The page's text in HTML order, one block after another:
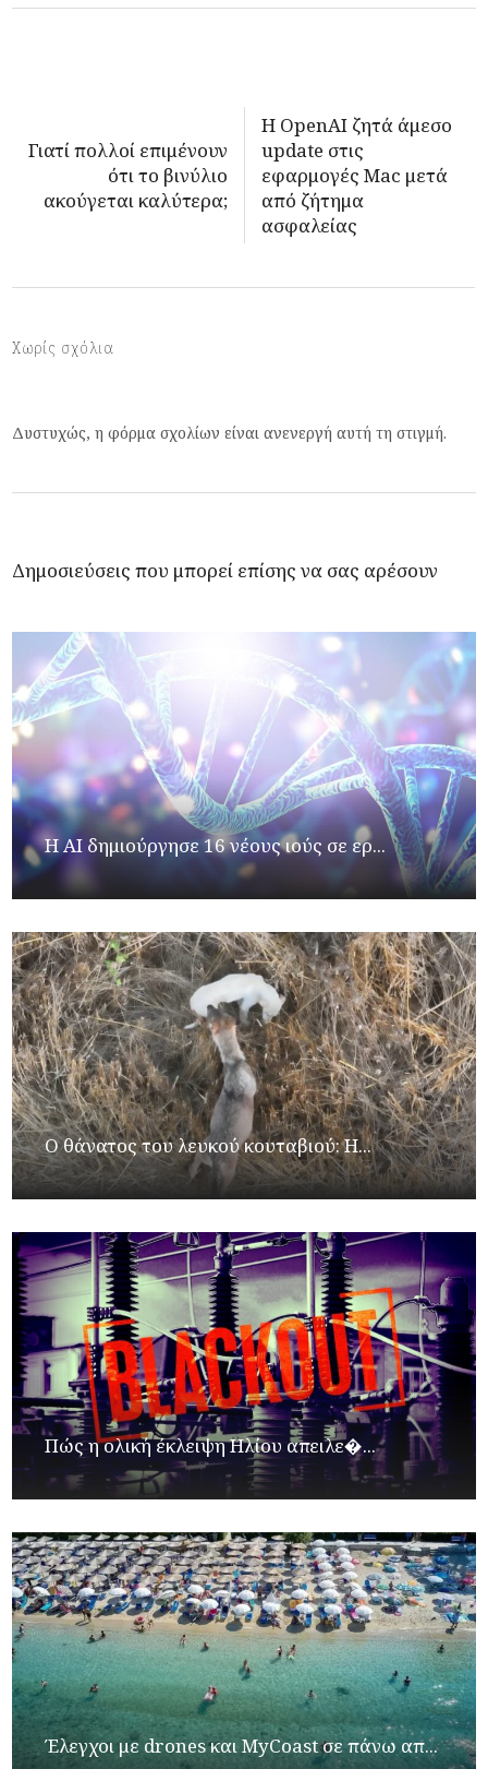
Γιατί πολλοί επιμένουν
ότι το βινύλιο
ακούγεται καλύτερα;
Η OpenAI ζητά άμεσο
update στις
εφαρμογές Mac μετά
από ζήτημα
ασφαλείας
Χωρίς σχόλια
Δυστυχώς, η φόρμα σχολίων είναι ανενεργή αυτή τη στιγμή.
Δημοσιεύσεις που μπορεί επίσης να σας αρέσουν
H AI δημιούργησε 16 νέους ιούς σε ερ...
Ο θάνατος του λευκού κουταβιού: Η...
Πώς η ολική έκλειψη Ηλίου απειλε�...
Έλεγχοι με drones και MyCoast σε πάνω απ...